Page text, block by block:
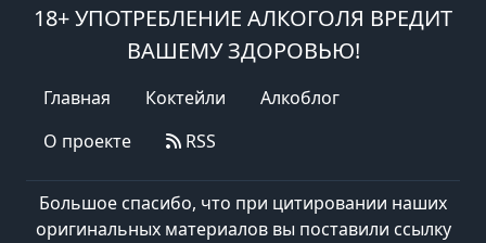
18+ УПОТРЕБЛЕНИЕ АЛКОГОЛЯ ВРЕДИТ
ВАШЕМУ ЗДОРОВЬЮ!
Главная Коктейли
Алкоблог
О проекте
RSS
Большое спасибо, что при цитировании наших
оригинальных материалов вы поставили ссылку